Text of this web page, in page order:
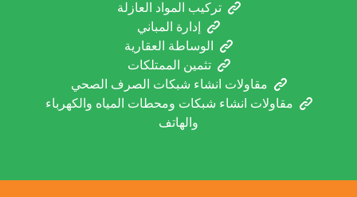
تركيب المواد العازلة
إدارة المباني
الوساطة العقارية
تثمين الممتلكات
مقاولات انشاء شبكات الصرف الصحي
مقاولات انشاء شبكات ومحطات المياه والكهرباء
والهاتف